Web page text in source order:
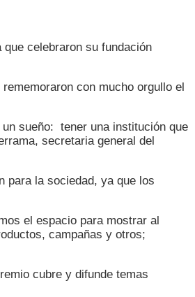
celebraron su fundación
con mucho orgullo el
sueño: tener una institución que
secretaria general del
para la sociedad, ya que los
el espacio para mostrar al
campañas y otros;
cubre y difunde temas